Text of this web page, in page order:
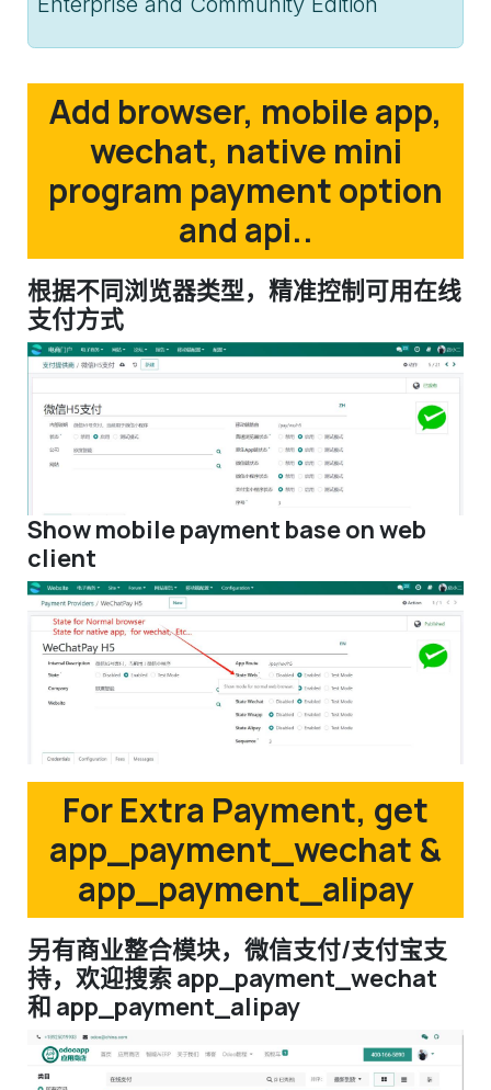
Add browser, mobile app,
wechat, native mini
program payment option
and api..
根据不同浏览器类型，精准控制可用在线
支付方式
Show mobile payment base on web
client
For Extra Payment, get
app_payment_wechat &
app_payment_alipay
另有商业整合模块，微信支付/支付宝支
持，欢迎搜索 app_payment_wechat
和 app_payment_alipay